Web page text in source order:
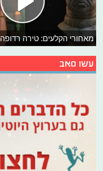
מאחורי הקלעים: טירה רדופה
עשו סאב